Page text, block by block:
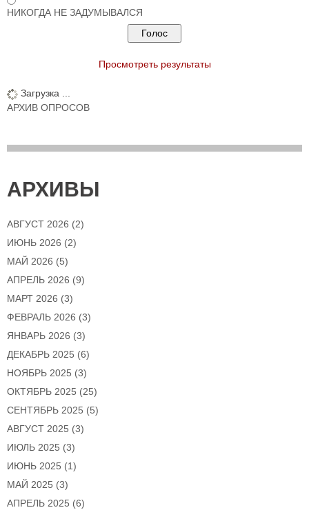
НИКОГДА НЕ ЗАДУМЫВАЛСЯ
Просмотреть результаты
Загрузка ...
АРХИВ ОПРОСОВ
АРХИВЫ
АВГУСТ 2026 (2)
ИЮНЬ 2026 (2)
МАЙ 2026 (5)
АПРЕЛЬ 2026 (9)
МАРТ 2026 (3)
ФЕВРАЛЬ 2026 (3)
ЯНВАРЬ 2026 (3)
ДЕКАБРЬ 2025 (6)
НОЯБРЬ 2025 (3)
ОКТЯБРЬ 2025 (25)
СЕНТЯБРЬ 2025 (5)
АВГУСТ 2025 (3)
ИЮЛЬ 2025 (3)
ИЮНЬ 2025 (1)
МАЙ 2025 (3)
АПРЕЛЬ 2025 (6)